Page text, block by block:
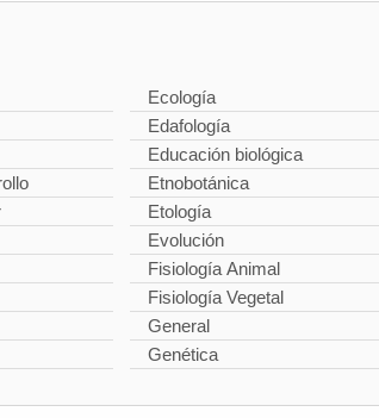
Ecología
Edafología
Educación biológica
Etnobotánica
Etología
Evolución
Fisiología Animal
Fisiología Vegetal
General
Genética